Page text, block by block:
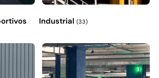
Industrial (33)